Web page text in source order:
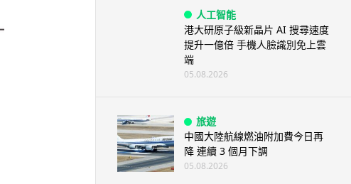
人工智能
港大研原子級新晶片 AI 搜尋速度
提升一億倍 手機人臉識別免上雲
端
05.08.2026
旅遊
中國大陸航線燃油附加費今日再
降 連續 3 個月下調
05.08.2026